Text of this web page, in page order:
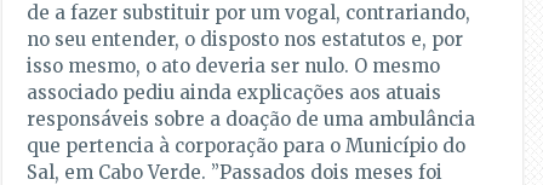
de a fazer substituir por um vogal, contrariando,
no seu entender, o disposto nos estatutos e, por
isso mesmo, o ato deveria ser nulo. O mesmo
associado pediu ainda explicações aos atuais
responsáveis sobre a doação de uma ambulância
que pertencia à corporação para o Município do
Sal, em Cabo Verde. ”Passados dois meses foi